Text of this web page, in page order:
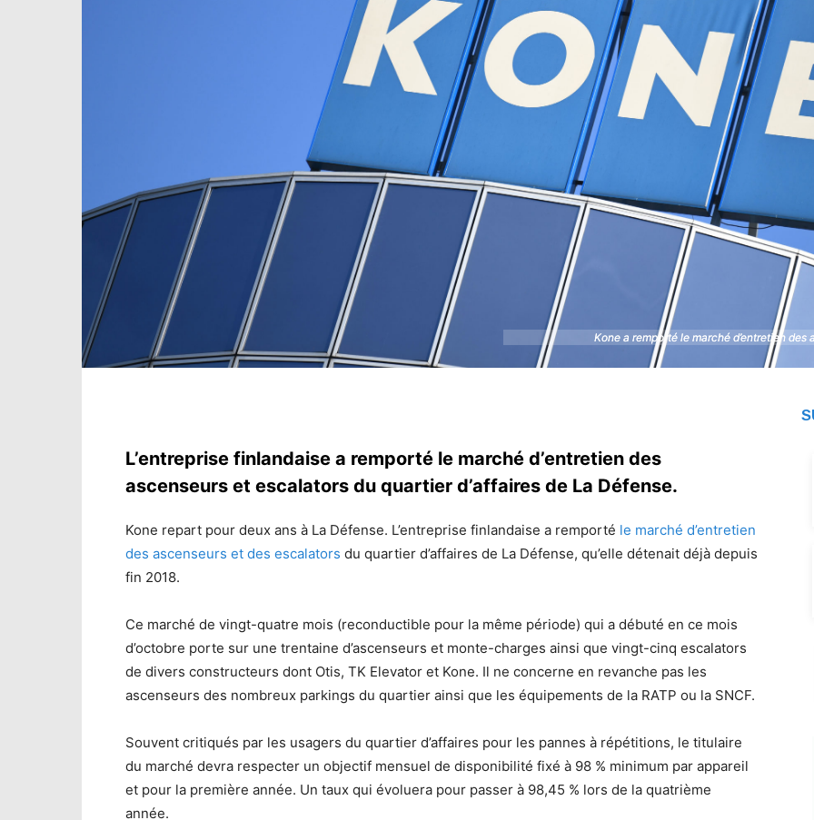
Kone a remporté le marché d’entretien
Kone a remporté le marché d’entretien
L’entreprise finlandaise a remporté le marché d’entretien des
ascenseurs et escalators du quartier d’affaires de La Défense.
Kone repart pour deux ans à La Défense. L’entreprise finlandaise a remporté le marché d’entretien
des ascenseurs et des escalators du quartier d’affaires de La Défense, qu’elle détenait déjà depuis
fin 2018.
Ce marché de vingt-quatre mois (reconductible pour la même période) qui a débuté en ce mois
d’octobre porte sur une trentaine d’ascenseurs et monte-charges ainsi que vingt-cinq escalators
de divers constructeurs dont Otis, TK Elevator et Kone. Il ne concerne en revanche pas les
ascenseurs des nombreux parkings du quartier ainsi que les équipements de la RATP ou la SNCF.
Souvent critiqués par les usagers du quartier d’affaires pour les pannes à répétitions, le titulaire
du marché devra respecter un objectif mensuel de disponibilité fixé à 98 % minimum par appareil
et pour la première année. Un taux qui évoluera pour passer à 98,45 % lors de la quatrième
année.